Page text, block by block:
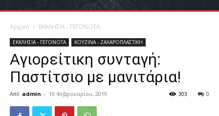
Αρχική ΕΚΚΛΗΣΙΑ - ΓΕΓΟΝΟΤΑ
ΕΚΚΛΗΣΙΑ - ΓΕΓΟΝΟΤΑ ΚΟΥΖΙΝΑ - ΖΑΧΑΡΟΠΛΑΣΤΙΚΗ
Αγιορείτικη συνταγή:
Παστίτσιο με μανιτάρια!
Από admin - 10 Φεβρουαρίου, 2019 0
303